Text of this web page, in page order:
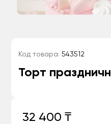
Код товара: 543512
Торт
32 400 ₸